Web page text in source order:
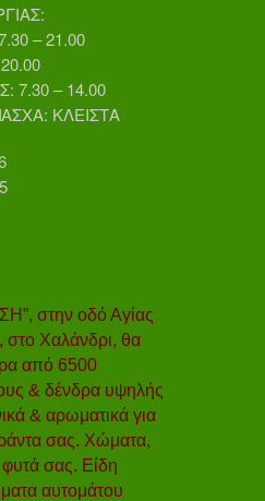
– 21.00
7.30 – 14.00
ΚΛΕΙΣΤΑ
στην οδό Αγίας
Χαλάνδρι, θα
από 6500
& δένδρα υψηλής
& αρωματικά για
σας. Χώματα,
φυτά σας. Είδη
αυτομάτου